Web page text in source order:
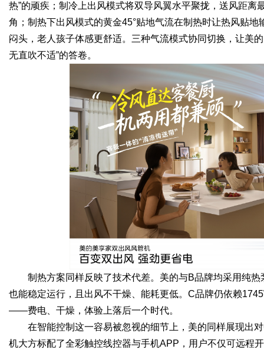
热”的顽疾；制冷上出风模式将双导风翼水平聚拢，送风距
角；制热下出风模式的黄金45°贴地气流在制热时让热风贴
闷头，老人孩子体感更舒适。三种气流模式协同切换，让美
无直吹不适”的答卷。
制热方案同样反映了技术代差。美的与B品牌均采用纯
也能稳定运行，且出风不干燥、能耗更低。C品牌仍依赖
——费电、干燥，体验上落后一个时代。
在智能控制这一容易被忽视的细节上，美的同样展现出
机大方标配了全彩触控线控器与手机APP，用户不仅可远